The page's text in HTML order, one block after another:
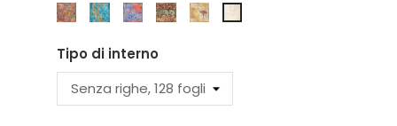
K6M K7M K17P K18P K4S
Tipo di interno